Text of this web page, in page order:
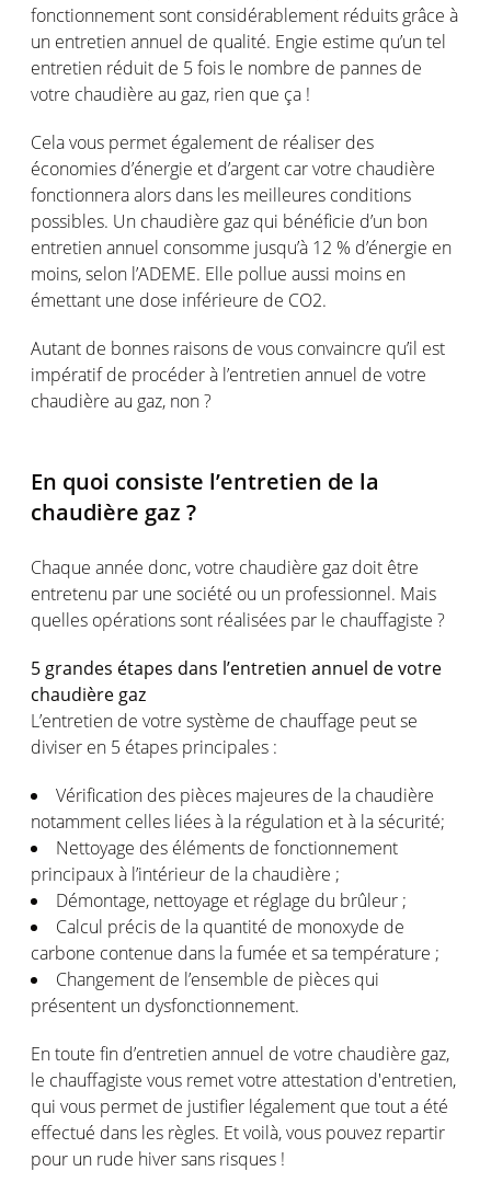
fonctionnement sont considérablement réduits grâce à
un entretien annuel de qualité. Engie estime qu’un tel
entretien réduit de 5 fois le nombre de pannes de
votre chaudière au gaz, rien que ça !
Cela vous permet également de réaliser des
économies d’énergie et d’argent car votre chaudière
fonctionnera alors dans les meilleures conditions
possibles. Un chaudière gaz qui bénéficie d’un bon
entretien annuel consomme jusqu’à 12 % d’énergie en
moins, selon l’ADEME. Elle pollue aussi moins en
émettant une dose inférieure de CO2.
Autant de bonnes raisons de vous convaincre qu’il est
impératif de procéder à l’entretien annuel de votre
chaudière au gaz, non ?
En quoi consiste l’entretien de la
chaudière gaz ?
Chaque année donc, votre chaudière gaz doit être
entretenu par une société ou un professionnel. Mais
quelles opérations sont réalisées par le chauffagiste ?
5 grandes étapes dans l’entretien annuel de votre
chaudière gaz
L’entretien de votre système de chauffage peut se
diviser en 5 étapes principales :
Vérification des pièces majeures de la chaudière
notamment celles liées à la régulation et à la sécurité;
Nettoyage des éléments de fonctionnement
principaux à l’intérieur de la chaudière ;
Démontage, nettoyage et réglage du brûleur ;
Calcul précis de la quantité de monoxyde de
carbone contenue dans la fumée et sa température ;
Changement de l’ensemble de pièces qui
présentent un dysfonctionnement.
En toute fin d’entretien annuel de votre chaudière gaz,
le chauffagiste vous remet votre attestation d'entretien,
qui vous permet de justifier légalement que tout a été
effectué dans les règles. Et voilà, vous pouvez repartir
pour un rude hiver sans risques !